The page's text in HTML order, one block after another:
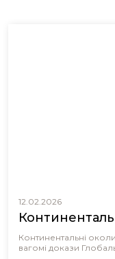
12.02.2026
Континентальні
вагомі докази